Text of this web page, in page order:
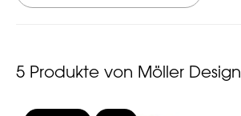
5 Produkte von Möller Design